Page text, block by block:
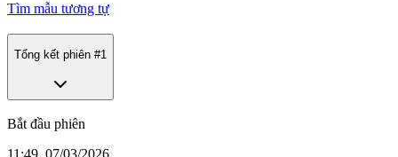
Tìm mẫu tương tự
Tổng kết phiên #1
Bắt đầu phiên